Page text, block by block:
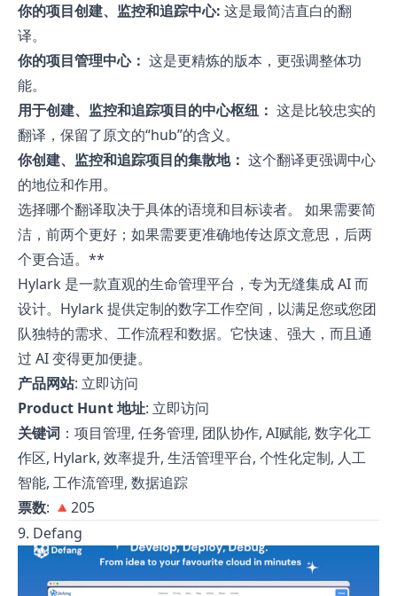
你的项目创建、监控和追踪中心: 这是最简洁直白的翻
译。
你的项目管理中心： 这是更精炼的版本，更强调整体功
能。
用于创建、监控和追踪项目的中心枢纽： 这是比较忠实的
翻译，保留了原文的“hub”的含义。
你创建、监控和追踪项目的集散地： 这个翻译更强调中心
的地位和作用。
选择哪个翻译取决于具体的语境和目标读者。 如果需要简
洁，前两个更好；如果需要更准确地传达原文意思，后两
个更合适。**
Hylark 是一款直观的生命管理平台，专为无缝集成 AI 而
设计。Hylark 提供定制的数字工作空间，以满足您或您团
队独特的需求、工作流程和数据。它快速、强大，而且通
过 AI 变得更加便捷。
产品网站: 立即访问
Product Hunt 地址: 立即访问
关键词 ：项目管理, 任务管理, 团队协作, AI赋能, 数字化工
作区, Hylark, 效率提升, 生活管理平台, 个性化定制, 人工
智能, 工作流管理, 数据追踪
票数: 🔺205
9. Defang